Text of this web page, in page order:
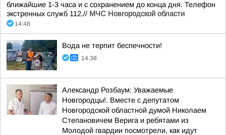
ближайшие 1-3 часа и с сохранением до конца дня. Телефон
экстренных служб 112.// МЧС Новгородской области
14:48
Вода не терпит беспечности!
14:38
Александр Розбаум: Уважаемые
Новгородцы!. Вместе с депутатом
Новгородской областной думой Николаем
Степановичем Верига и ребятами из
Молодой гвардии посмотрели, как идут